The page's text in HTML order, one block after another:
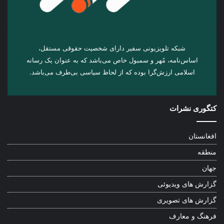
شبکه تلویزیونی سفیر دارای شخصیت حقوقی مستقل،
اساس‌نامه، مُهر و سمبول خاص می‌باشد که به عنوان یک رسانه
اسلامی ارزش‌گرا بوده که از لحاظ سیاسی بی‌طرف می‌باشد.
کتگوری نشرات
افغانستان
منطقه
جهان
گزارش های ویدیوئی
گزارش های تصویری
فرهنگ و معارف